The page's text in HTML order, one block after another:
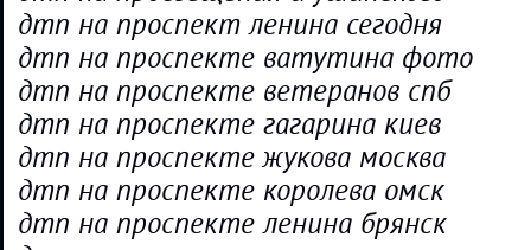
дтп на проспект ленина сегодня
дтп на проспекте ватутина фото
дтп на проспекте ветеранов спб
дтп на проспекте гагарина киев
дтп на проспекте жукова москва
дтп на проспекте королева омск
дтп на проспекте ленина брянск